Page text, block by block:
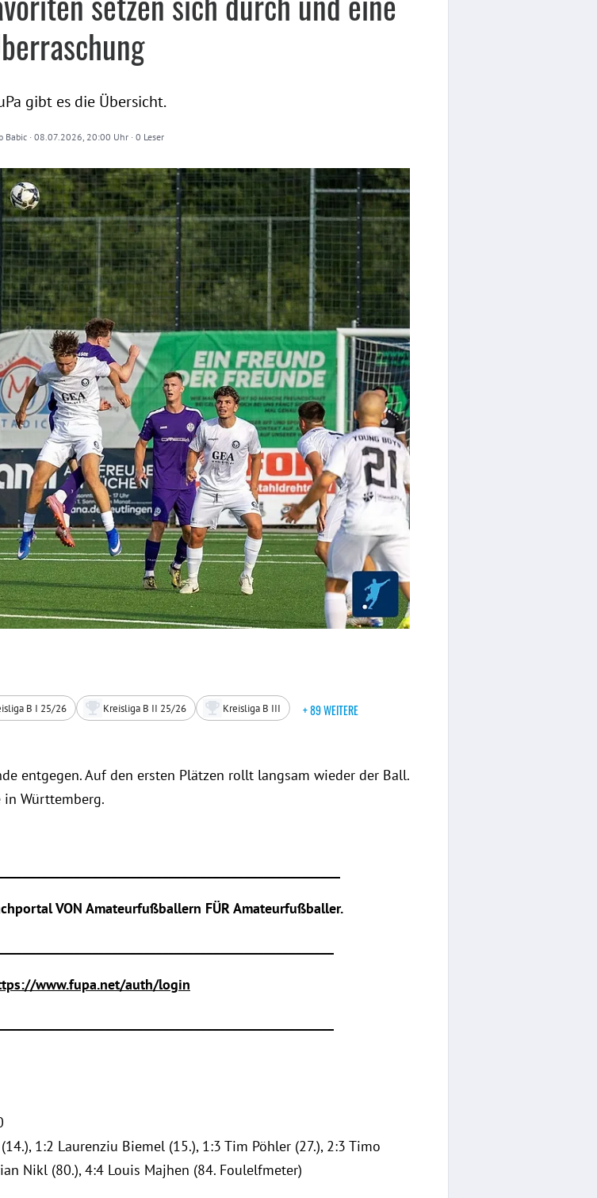
gibt es die Übersicht.
Babic· 08.07.2026, 20:00 Uhr· 0 Leser
B I 25/26 Kreisliga B II 25/26 Kreisliga B III + 89 WEITERE
entgegen. Auf den ersten Plätzen rollt langsam wieder der Ball.
in Württemberg.
VON Amateurfußballern FÜR Amateurfußballer.
www.fupa.net/auth/login
1:2 Laurenziu Biemel (15.), 1:3 Tim Pöhler (27.), 2:3 Timo
Nikl (80.), 4:4 Louis Majhen (84. Foulelfmeter)